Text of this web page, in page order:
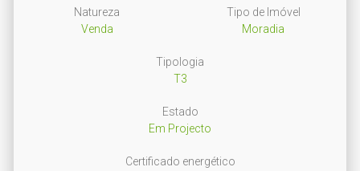
Natureza
Venda
Tipo de Imóvel
Moradia
Tipologia
T3
Estado
Em Projecto
Certificado energético